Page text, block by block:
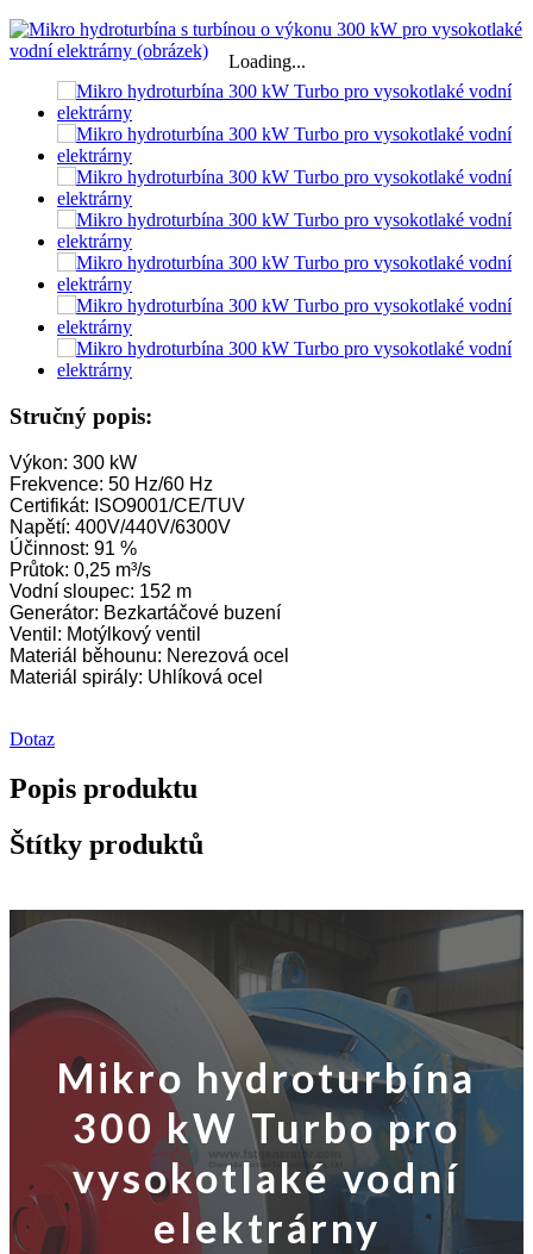
Loading...
Stručný popis:
Výkon: 300 kW
Frekvence: 50 Hz/60 Hz
Certifikát: ISO9001/CE/TUV
Napětí: 400V/440V/6300V
Účinnost: 91 %
Průtok: 0,25 m³/s
Vodní sloupec: 152 m
Generátor: Bezkartáčové buzení
Ventil: Motýlkový ventil
Materiál běhounu: Nerezová ocel
Materiál spirály: Uhlíková ocel
Dotaz
Popis produktu
Štítky produktů
Mikro hydroturbína
300 kW Turbo pro
vysokotlaké vodní
elektrárny